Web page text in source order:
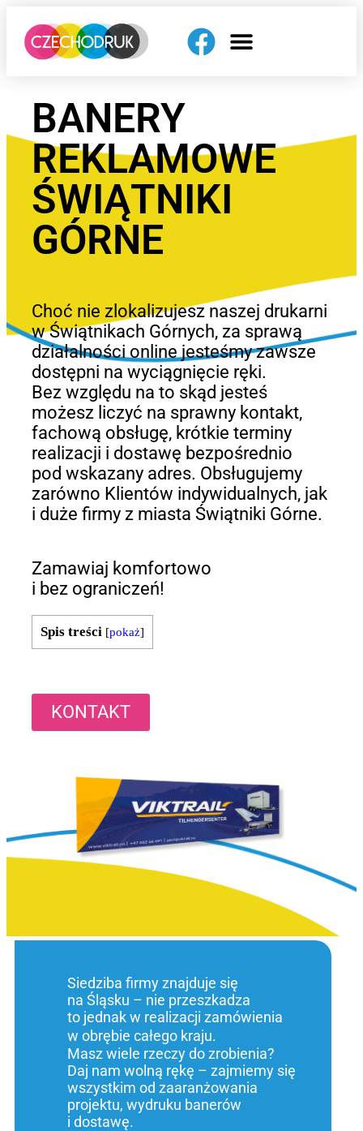
BANERY
REKLAMOWE
ŚWIĄTNIKI
GÓRNE
Choć nie zlokalizujesz naszej drukarni
w Świątnikach Górnych, za sprawą
działalności online jesteśmy zawsze
dostępni na wyciągnięcie ręki.
Bez względu na to skąd jesteś
możesz liczyć na sprawny kontakt,
fachową obsługę, krótkie terminy
realizacji i dostawę bezpośrednio
pod wskazany adres. Obsługujemy
zarówno Klientów indywidualnych, jak
i duże firmy z miasta Świątniki Górne.
Zamawiaj komfortowo
i bez ograniczeń!
Spis treści [pokaż]
KONTAKT
Siedziba firmy znajduje się
na Śląsku – nie przeszkadza
to jednak w realizacji zamówienia
w obrębie całego kraju.
Masz wiele rzeczy do zrobienia?
Daj nam wolną rękę – zajmiemy się
wszystkim od zaaranżowania
projektu, wydruku banerów
i dostawę.